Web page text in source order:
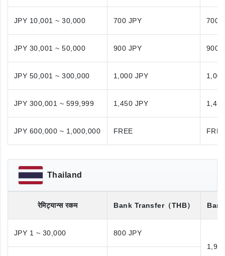
JPY 10,001 ~ 30,000 700 JPY 700
JPY 30,001 ~ 50,000 900 JPY 900
JPY 50,001 ~ 300,000 1,000 JPY
JPY 300,001 ~ 599,999 1,450 JPY
JPY 600,000 ~ 1,000,000 FREE
Thailand
रेमिट्यान्स रकम Bank Transfer（THB）
JPY 1 ~ 30,000
800 JPY